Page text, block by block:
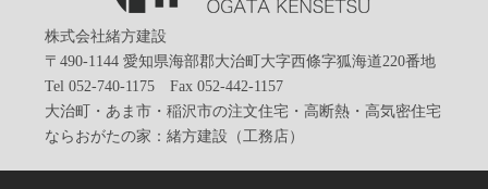
株式会社緒方建設
〒490-1144 愛知県海部郡大治町大字西條字狐海道220番地
Tel 052-740-1175 Fax 052-442-1157
大治町・あま市・稲沢市の注文住宅・高断熱・高気密住宅
ならおがたの家：緒方建設（工務店）